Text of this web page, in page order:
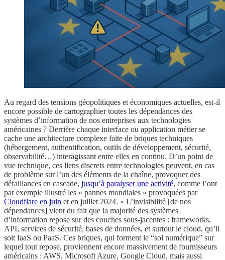
Au regard des tensions géopolitiques et économiques actuelles, est-il
encore possible de cartographier toutes les dépendances des
systèmes d’information de nos entreprises aux technologies
américaines ? Derrière chaque interface ou application métier se
cache une architecture complexe faite de briques techniques
(hébergement, authentification, outils de développement, sécurité,
observabilité…) interagissant entre elles en continu. D’un point de
vue technique, ces liens discrets entre technologies peuvent, en cas
de problème sur l’un des éléments de la chaîne, provoquer des
défaillances en cascade, jusqu’à paralyser une activité, comme l’ont
par exemple illustré les « pannes mondiales » provoquées par
Cloudflare en juin et en juillet 2024. « L’invisibilité [de nos
dépendances] vient du fait que la majorité des systèmes
d’information repose sur des couches sous-jacentes : frameworks,
API, services de sécurité, bases de données, et surtout le cloud, qu’il
soit IaaS ou PaaS. Ces briques, qui forment le “sol numérique” sur
lequel tout repose, proviennent encore massivement de fournisseurs
américains : AWS, Microsoft Azure, Google Cloud, mais aussi